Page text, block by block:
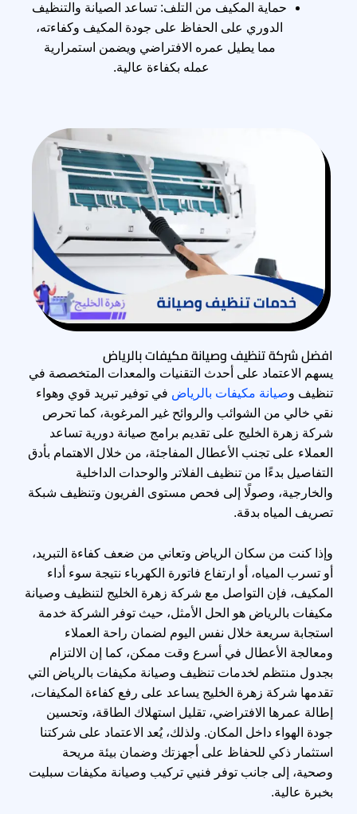
حماية المكيف من التلف: تساعد الصيانة والتنظيف
الدوري على الحفاظ على جودة المكيف وكفاءته،
مما يطيل عمره الافتراضي ويضمن استمرارية
عمله بكفاءة عالية.
افضل شركة تنظيف وصيانة مكيفات بالرياض
يسهم الاعتماد على أحدث التقنيات والمعدات المتخصصة في
تنظيف وصيانة مكيفات بالرياض في توفير تبريد قوي وهواء
نقي خالي من الشوائب والروائح غير المرغوبة، كما تحرص
شركة زهرة الخليج على تقديم برامج صيانة دورية تساعد
العملاء على تجنب الأعطال المفاجئة، من خلال الاهتمام بأدق
التفاصيل بدءًا من تنظيف الفلاتر والوحدات الداخلية
والخارجية، وصولًا إلى فحص مستوى الفريون وتنظيف شبكة
تصريف المياه بدقة.
وإذا كنت من سكان الرياض وتعاني من ضعف كفاءة التبريد،
أو تسرب المياه، أو ارتفاع فاتورة الكهرباء نتيجة سوء أداء
المكيف، فإن التواصل مع شركة زهرة الخليج لتنظيف وصيانة
مكيفات بالرياض هو الحل الأمثل، حيث توفر الشركة خدمة
استجابة سريعة خلال نفس اليوم لضمان راحة العملاء
ومعالجة الأعطال في أسرع وقت ممكن، كما إن الالتزام
بجدول منتظم لخدمات تنظيف وصيانة مكيفات بالرياض التي
تقدمها شركة زهرة الخليج يساعد على رفع كفاءة المكيفات،
إطالة عمرها الافتراضي، تقليل استهلاك الطاقة، وتحسين
جودة الهواء داخل المكان. ولذلك، يُعد الاعتماد على شركتنا
استثمار ذكي للحفاظ على أجهزتك وضمان بيئة مريحة
وصحية، إلى جانب توفر فنيي تركيب وصيانة مكيفات سبليت
بخبرة عالية.